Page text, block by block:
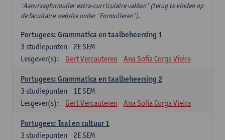
'Aanvraagformulier extra-curriculaire vakken' (terug te vinden op
de facultaire website onder 'Formulieren').
Portugees: Grammatica en taalbeheersing 1
2E SEM
3 studiepunten
Lesgever(s):
Gert Vercauteren Ana Sofia Corga Vieira
Portugees: Grammatica en taalbeheersing 2
1E SEM
3 studiepunten
Lesgever(s):
Gert Vercauteren Ana Sofia Corga Vieira
Portugees: Taal en cultuur 1
2E SEM
3 studiepunten